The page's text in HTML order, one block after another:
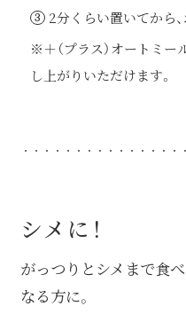
2分くらい置いてから
※＋（プラス）オートミー
し上がりいただけます。
シメに！
がっつりとシメまで食
なる方に。